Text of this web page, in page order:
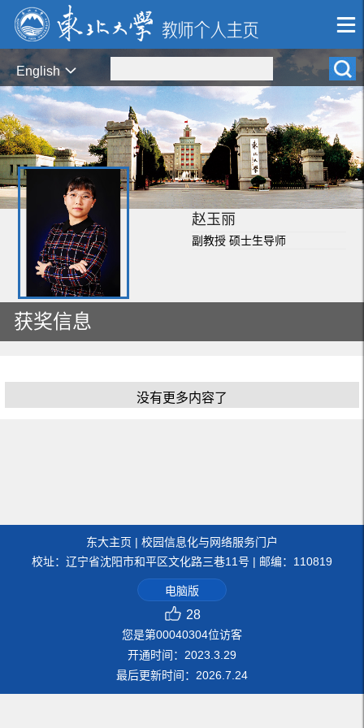
English
赵玉丽
副教授 硕士生导师
获奖信息
没有更多内容了
东大主页 | 校园信息化与网络服务门户
校址：辽宁省沈阳市和平区文化路三巷11号 | 邮编：110819
电脑版
28
您是第00040304位访客
开通时间： 2023 3 29
最后更新时间： 2026 7 24